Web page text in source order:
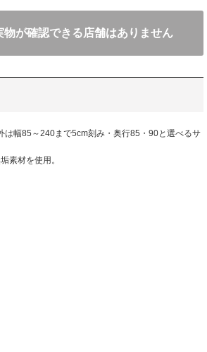
物が確認できる店舗はありません
幅85～240まで5cm刻み・奥行85・90と選べるサ
素材を使用。